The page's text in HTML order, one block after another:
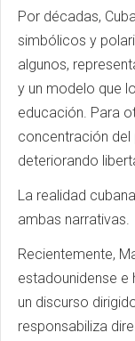
Por décadas,
simbólicos y
algunos,
y un modelo que
educación. Para
concentración
deteriorando
La realidad
ambas narrativas.
Recientemente,
estadounidense e
un discurso
responsabiliza